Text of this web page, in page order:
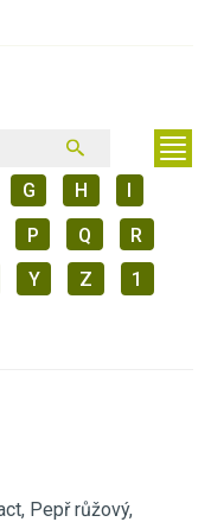
G H
P Q
R
Y Z
1
Pepř růžový,